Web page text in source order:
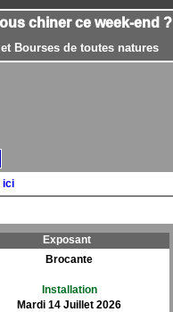
chiner ce week-end ?
Bourses de toutes natures
ici
Exposant
Brocante
Installation
Mardi 14 Juillet 2026